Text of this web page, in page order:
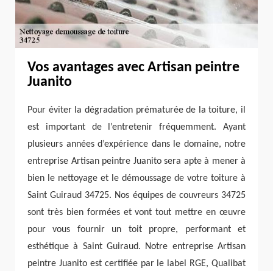
Vos avantages avec Artisan peintre
Juanito
Pour éviter la dégradation prématurée de la toiture, il
est important de l’entretenir fréquemment. Ayant
plusieurs années d’expérience dans le domaine, notre
entreprise Artisan peintre Juanito sera apte à mener à
bien le nettoyage et le démoussage de votre toiture à
Saint Guiraud 34725. Nos équipes de couvreurs 34725
sont très bien formées et vont tout mettre en œuvre
pour vous fournir un toit propre, performant et
esthétique à Saint Guiraud. Notre entreprise Artisan
peintre Juanito est certifiée par le label RGE, Qualibat